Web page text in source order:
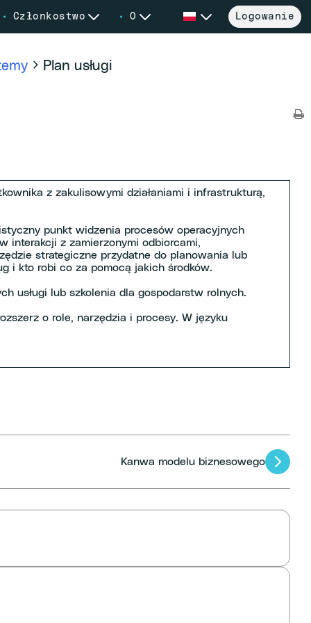
Członkostwo O Logowanie
Plan usługi
z zakulisowymi działaniami i infrastrukturą,
punkt widzenia procesów operacyjnych
interakcji z zamierzonymi odbiorcami,
strategiczne przydatne do planowania lub
i kto robi co za pomocą jakich środków.
usługi lub szkolenia dla gospodarstw rolnych.
o role, narzędzia i procesy. W języku
Kanwa modelu biznesowego